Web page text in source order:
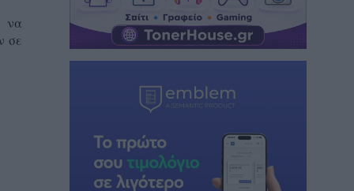
να
σε